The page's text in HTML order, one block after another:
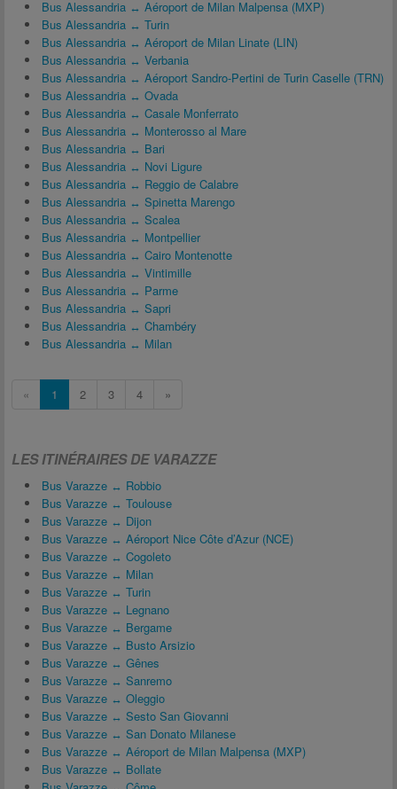
Bus Alessandria ↔ Aéroport de Milan Malpensa (MXP)
Bus Alessandria ↔ Turin
Bus Alessandria ↔ Aéroport de Milan Linate (LIN)
Bus Alessandria ↔ Verbania
Bus Alessandria ↔ Aéroport Sandro-Pertini de Turin Caselle (TRN)
Bus Alessandria ↔ Ovada
Bus Alessandria ↔ Casale Monferrato
Bus Alessandria ↔ Monterosso al Mare
Bus Alessandria ↔ Bari
Bus Alessandria ↔ Novi Ligure
Bus Alessandria ↔ Reggio de Calabre
Bus Alessandria ↔ Spinetta Marengo
Bus Alessandria ↔ Scalea
Bus Alessandria ↔ Montpellier
Bus Alessandria ↔ Cairo Montenotte
Bus Alessandria ↔ Vintimille
Bus Alessandria ↔ Parme
Bus Alessandria ↔ Sapri
Bus Alessandria ↔ Chambéry
Bus Alessandria ↔ Milan
« 1 2 3 4 »
LES ITINÉRAIRES DE VARAZZE
Bus Varazze ↔ Robbio
Bus Varazze ↔ Toulouse
Bus Varazze ↔ Dijon
Bus Varazze ↔ Aéroport Nice Côte d’Azur (NCE)
Bus Varazze ↔ Cogoleto
Bus Varazze ↔ Milan
Bus Varazze ↔ Turin
Bus Varazze ↔ Legnano
Bus Varazze ↔ Bergame
Bus Varazze ↔ Busto Arsizio
Bus Varazze ↔ Gênes
Bus Varazze ↔ Sanremo
Bus Varazze ↔ Oleggio
Bus Varazze ↔ Sesto San Giovanni
Bus Varazze ↔ San Donato Milanese
Bus Varazze ↔ Aéroport de Milan Malpensa (MXP)
Bus Varazze ↔ Bollate